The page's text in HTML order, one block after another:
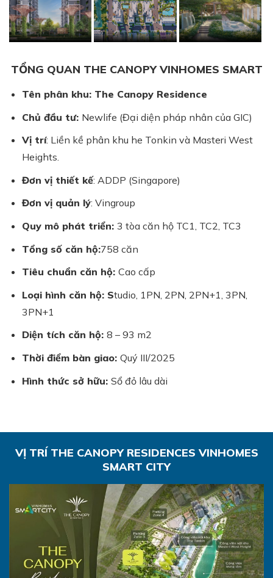
TỔNG QUAN THE CANOPY VINHOMES SMART
Tên phân khu: The Canopy Residence
Chủ đầu tư: Newlife (Đại diện pháp nhân của GIC)
Vị trí: Liền kề phân khu he Tonkin và Masteri West
Heights.
Đơn vị thiết kế: ADDP (Singapore)
Đơn vị quản lý: Vingroup
Quy mô phát triển: 3 tòa căn hộ TC1, TC2, TC3
Tổng số căn hộ:758 căn
Tiêu chuẩn căn hộ: Cao cấp
Loại hình căn hộ: Studio, 1PN, 2PN, 2PN+1, 3PN,
3PN+1
Diện tích căn hộ: 8 – 93 m2
Thời điểm bàn giao: Quý III/2025
Hình thức sở hữu: Sổ đỏ lâu dài
VỊ TRÍ THE CANOPY RESIDENCES VINHOMES
SMART CITY